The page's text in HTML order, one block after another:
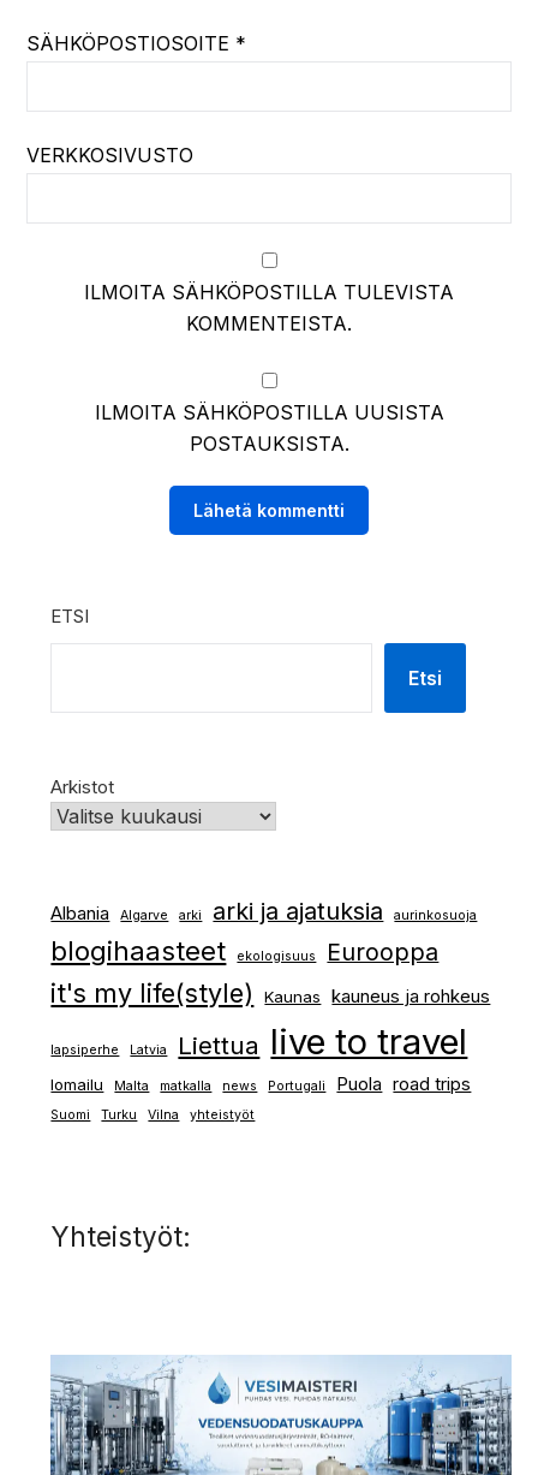
SÄHKÖPOSTIOSOITE *
VERKKOSIVUSTO
ILMOITA SÄHKÖPOSTILLA TULEVISTA
KOMMENTEISTA.
ILMOITA SÄHKÖPOSTILLA UUSISTA
POSTAUKSISTA.
ETSI
Etsi
Arkistot
Albania Algarve arki arki ja ajatuksia aurinkosuoja
blogihaasteet ekologisuus Eurooppa
it's my life(style) Kaunas kauneus ja rohkeus
lapsiperhe Latvia Liettua live to travel
lomailu Malta matkalla news Portugali Puola road trips
Suomi Turku Vilna yhteistyöt
Yhteistyöt: